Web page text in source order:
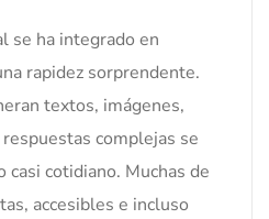
se ha integrado en
rapidez sorprendente.
textos, imágenes,
complejas se
casi cotidiano. Muchas de
accesibles e incluso